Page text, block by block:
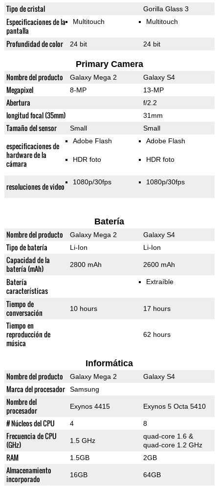
Tipo de cristal Gorilla Glass 3
Especificaciones de la
pantalla
Multitouch Multitouch
Profundidad de color 24 bit 24 bit
Primary Camera
Nombre del producto Galaxy Mega 2 Galaxy S4
Megapixel 8-MP 13-MP
Abertura f/2.2
longitud focal (35mm) 31mm
Tamaño del sensor Small Small
especificaciones de
hardware de la
cámara
Adobe Flash
HDR foto
Adobe Flash
HDR foto
resoluciones de video 1080p/30fps 1080p/30fps
Batería
Nombre del producto Galaxy Mega 2 Galaxy S4
Tipo de batería Li-Ion Li-Ion
Capacidad de la
batería (mAh)
2800 mAh 2600 mAh
Batería
características
Extraíble
Tiempo de
conversación
10 hours 17 hours
Tiempo en
reproducción de
música
62 hours
Informática
Nombre del producto Galaxy Mega 2 Galaxy S4
Marca del procesador Samsung
Nombre del
procesador
Exynos 4415 Exynos 5 Octa 5410
# Núcleos del CPU 4 8
Frecuencia de CPU
(GHz)
1.5 GHz
quad-core 1.6 &
quad-core 1.2 GHz
RAM 1.5GB 2GB
Almacenamiento
incorporado
16GB 64GB